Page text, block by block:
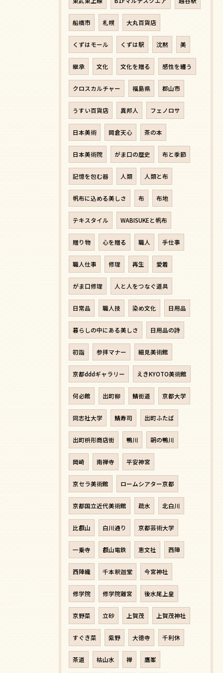
船橋市 札幌 大丸百貨店
くずはモール くずは駅 沈黙 美
継承 文化 文化を贈る 感性を纏う
クロスカルチャー 福島県 郡山市
うすい百貨店 異邦人 フェノロサ
日本美術 岡倉天心 茶の本
日本美術院 がま口の歴史 布と季節
記憶を包む器 人類 人類と布
帆布に込める美しさ 布 布地
テキスタイル WABISUKEと帆布
贈り物 心を贈る 職人 手仕事
職人仕事 修理 再生 愛着
がま口修理 人と人をつなぐ道具
日常品 職人技 染め文化 日用品
暮らしの中にある美しさ 日用品の詩
初詣 参拝マナー 細見美術館
京都dddギャラリー えきKYOTO美術館
何必館 出町柳 鯖街道 京都大学
同志社大学 鯖寿司 出町ふたば
出町枡形商店街 鴨川 朝の鴨川
岡崎 南禅寺 平安神宮
京セラ美術館 ロームシアター京都
京都国立近代美術館 疏水 北白川
比叡山 白川通り 京都芸術大学
一乗寺 叡山電鉄 恵文社 西陣
西陣織 千本釈迦堂 今宮神社
修学院 修学院離宮 後水尾上皇
京野菜 立砂 上賀茂 上賀茂神社
すぐき菜 紫野 大徳寺 千利休
茶道 枯山水 禅 鷹峯